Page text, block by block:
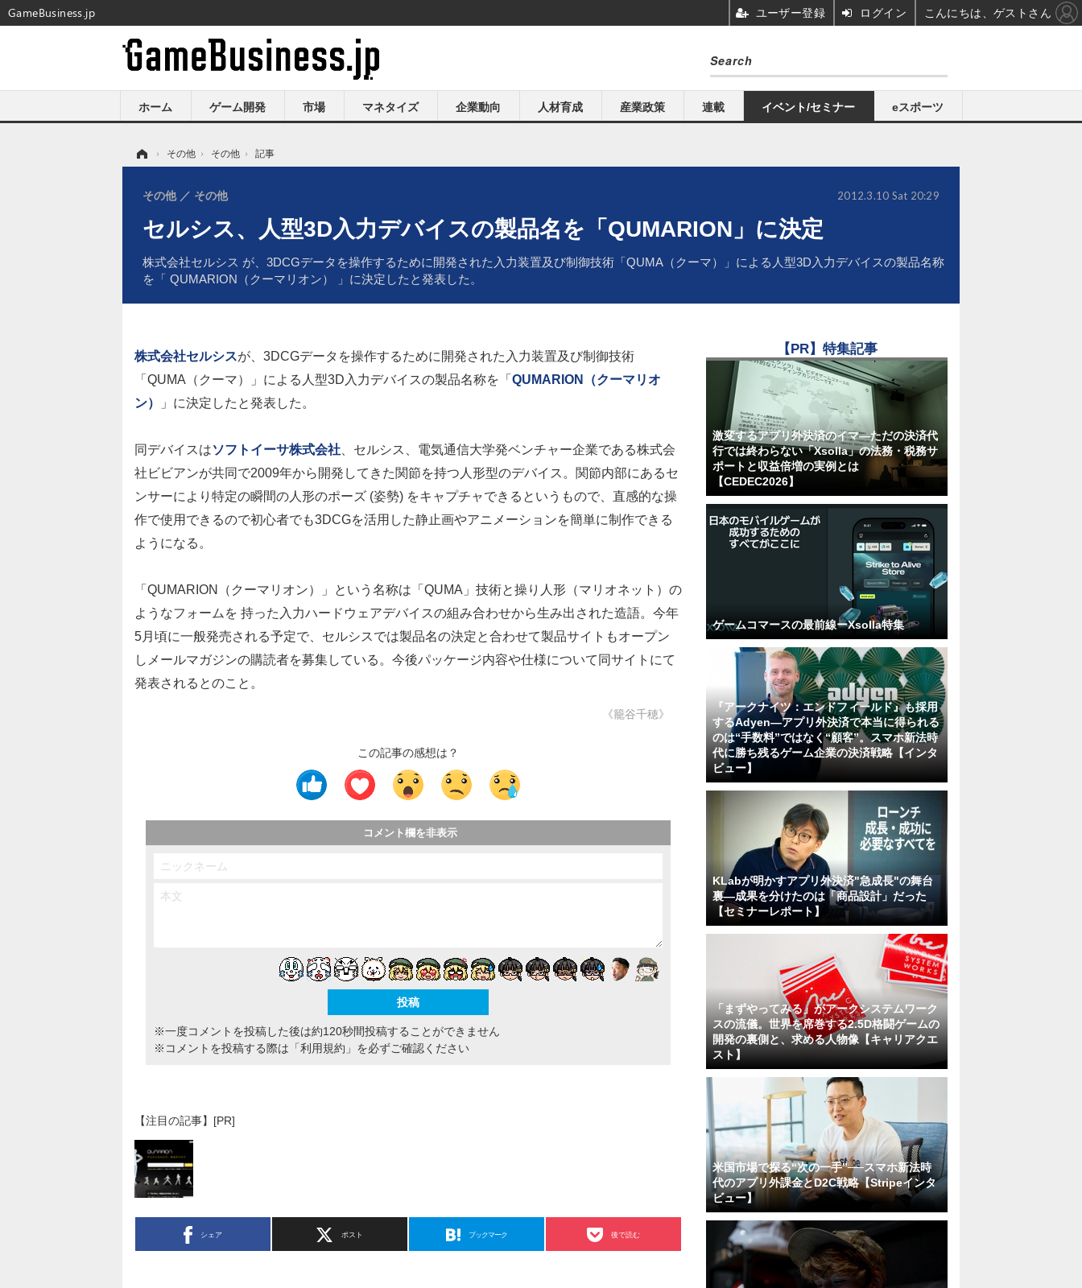
ホーム ゲーム開発 市場 マネタイズ 企業動向 人材育成 産業政策 連載 イベント/セミナー eスポーツ
› その他 › その他 › 記事
セルシス、人型3D入力デバイスの製品名を「QUMARION」に決定
株式会社セルシス が、3DCGデータを操作するために開発された入力装置及び制御技術「QUMA（クーマ）」による人型3D入力デバイスの製品名称
を「 QUMARION（クーマリオン） 」に決定したと発表した。
その他 その他 2012.3.10 Sat 20:29
株式会社セルシスが、3DCGデータを操作するために開発された入力装置及び制御技術
「QUMA（クーマ）」による人型3D入力デバイスの製品名称を「QUMARION（クーマリオ
ン）
」に決定したと発表した。
同デバイスはソフトイーサ株式会社 、セルシス、電気通信大学発ベンチャー企業である株式会
社ビビアンが共同で2009年から開発してきた関節を持つ人形型のデバイス。関節内部にあるセ
ンサーにより特定の瞬間の人形のポーズ (姿勢) をキャプチャできるというもので、直感的な操
作で使用できるので初心者でも3DCGを活用した静止画やアニメーションを簡単に制作できる
ようになる。
「QUMARION（クーマリオン）」という名称は「QUMA」技術と操り人形（マリオネット）の
ようなフォームを 持った入力ハードウェアデバイスの組み合わせから生み出された造語。今年
5月頃に一般発売される予定で、セルシスでは製品名の決定と合わせて製品サイトもオープン
しメールマガジンの購読者を募集している。今後パッケージ内容や仕様について同サイトにて
発表されるとのこと。
《籠谷千穂》
この記事の感想は？
コメント欄を非表示
※一度コメントを投稿した後は約120秒間投稿することができません
※コメントを投稿する際は 「利用規約」 を必ずご確認ください
【注目の記事】[PR]
シェア ポスト ブックマーク 後で読む
【PR】特集記事
激変するアプリ外決済のイマ―ただの決済代
行では終わらない「Xsolla」の法務・税務サ
ポートと収益倍増の実例とは
【CEDEC2026】
ゲームコマースの最前線ーXsolla特集
『アークナイツ：エンドフィールド』も採用
するAdyen―アプリ外決済で本当に得られる
のは“手数料”ではなく“顧客”。スマホ新法時
代に勝ち残るゲーム企業の決済戦略【インタ
ビュー】
KLabが明かすアプリ外決済"急成長"の舞台
裏―成果を分けたのは「商品設計」だった
【セミナーレポート】
「まずやってみる」がアークシステムワーク
スの流儀。世界を席巻する2.5D格闘ゲームの
開発の裏側と、求める人物像【キャリアクエ
スト】
米国市場で探る“次の一手”──スマホ新法時
代のアプリ外課金とD2C戦略【Stripeインタ
ビュー】
GameBusiness.jp ユーザー登録 ログイン こんにちは、ゲストさん